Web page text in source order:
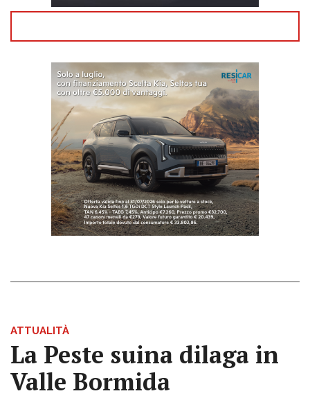
ATTUALITÀ
La Peste suina dilaga in
Valle Bormida